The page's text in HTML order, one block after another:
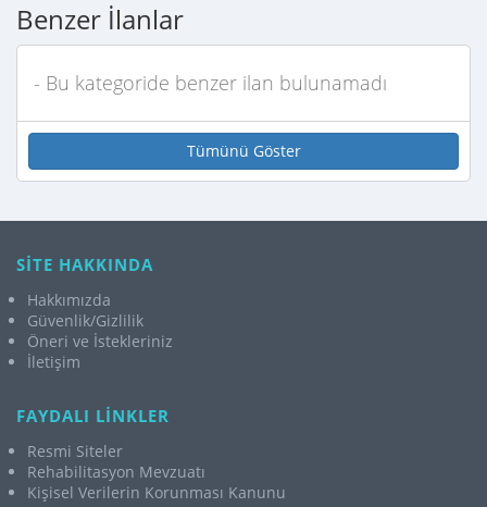
Benzer İlanlar
- Bu kategoride benzer ilan bulunamadı
Tümünü Göster
SİTE HAKKINDA
Hakkımızda
Güvenlik/Gizlilik
Öneri ve İstekleriniz
İletişim
FAYDALI LİNKLER
Resmi Siteler
Rehabilitasyon Mevzuatı
Kişisel Verilerin Korunması Kanunu